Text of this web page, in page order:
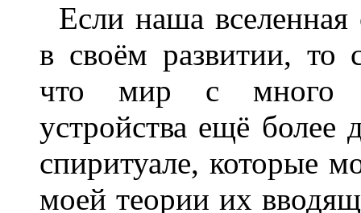
Если наша
в своём развитии, то
что мир с много
устройства ещё более
спиритуале, которые
моей теории их